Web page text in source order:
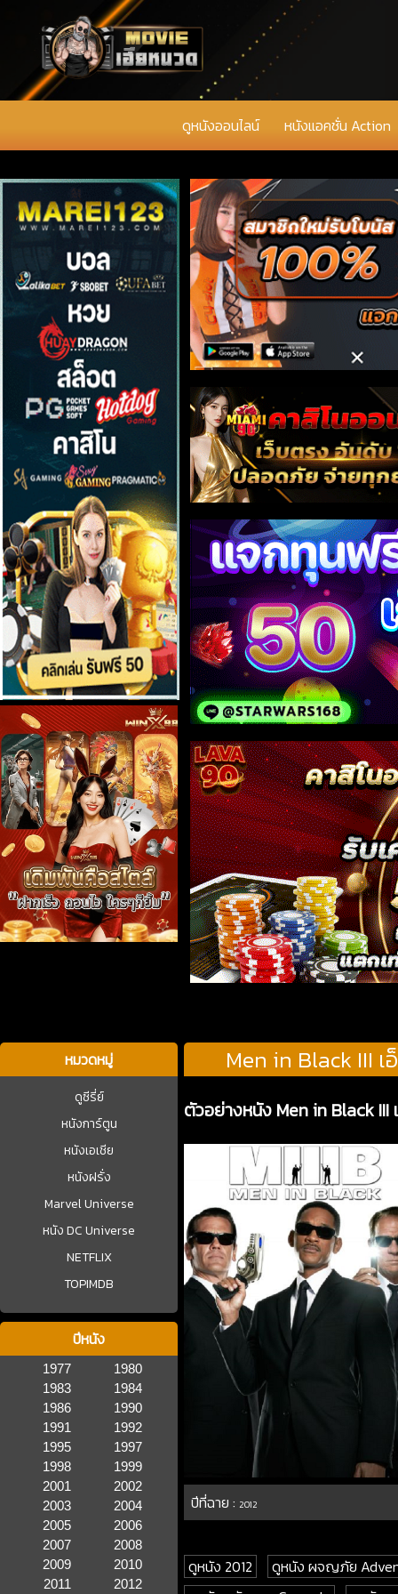
ดูหนังออนไลน์ หนังแอคชั่น Action
หมวดหมู่
ดูซีรี่ย์
หนังการ์ตูน
หนังเอเชีย
หนังฝรั่ง
Marvel Universe
หนัง DC Universe
NETFLIX
TOPIMDB
ปีหนัง
1977
1980
1983
1984
1986
1990
1991
1992
1995
1997
1998
1999
2001
2002
2003
2004
2005
2006
2007
2008
2009
2010
2011
2012
Men in Black III
ตัวอย่างหนัง Men in Black
ปีที่ฉาย :2012
ดูหนัง 2012
ดูหนัง ผจญภัย